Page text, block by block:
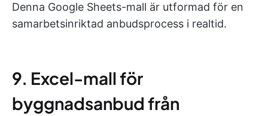
Denna Google Sheets-mall är utformad för en
samarbetsinriktad anbudsprocess i realtid.
9. Excel-mall för
byggnadsanbud från